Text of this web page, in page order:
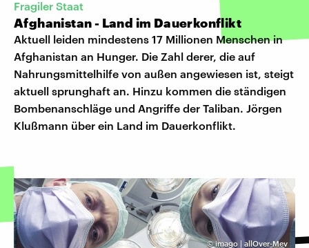
Fragiler Staat
Afghanistan - Land im Dauerkonflikt
Aktuell leiden mindestens 17 Millionen Menschen in
Afghanistan an Hunger. Die Zahl derer, die auf
Nahrungsmittelhilfe von außen angewiesen ist, steigt
aktuell sprunghaft an. Hinzu kommen die ständigen
Bombenanschläge und Angriffe der Taliban. Jörgen
Klußmann über ein Land im Dauerkonflikt.
©imago | allOver-Mev